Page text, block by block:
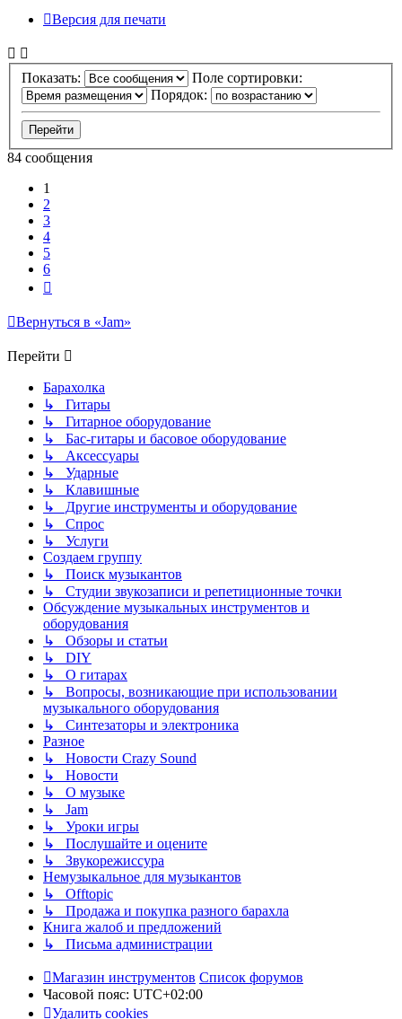
Версия для печати
Показать:
Поле сортировки:
Порядок:
84 сообщения
1
2
3
4
5
6
Вернуться в «Jam»
Перейти
Барахолка
↳ Гитары
↳ Гитарное оборудование
↳ Бас-гитары и басовое оборудование
↳ Аксессуары
↳ Ударные
↳ Клавишные
↳ Другие инструменты и оборудование
↳ Спрос
↳ Услуги
Создаем группу
↳ Поиск музыкантов
↳ Студии звукозаписи и репетиционные точки
Обсуждение музыкальных инструментов и
оборудования
↳ Обзоры и статьи
↳ DIY
↳ О гитарах
↳ Вопросы, возникающие при использовании
музыкального оборудования
↳ Синтезаторы и электроника
Разное
↳ Новости Crazy Sound
↳ Новости
↳ О музыке
↳ Jam
↳ Уроки игры
↳ Послушайте и оцените
↳ Звукорежиссура
Немузыкальное для музыкантов
↳ Offtopic
↳ Продажа и покупка разного барахла
Книга жалоб и предложений
↳ Письма администрации
Магазин инструментов Список форумов
Часовой пояс: UTC+02:00
Удалить cookies